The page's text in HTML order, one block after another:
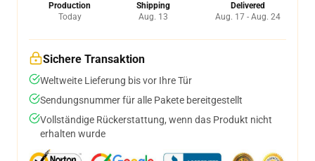
Production
Today
Shipping
Aug. 13
Delivered
Aug. 17 - Aug. 24
Sichere Transaktion
Weltweite Lieferung bis vor Ihre Tür
Sendungsnummer für alle Pakete bereitgestellt
Vollständige Rückerstattung, wenn das Produkt nicht
erhalten wurde